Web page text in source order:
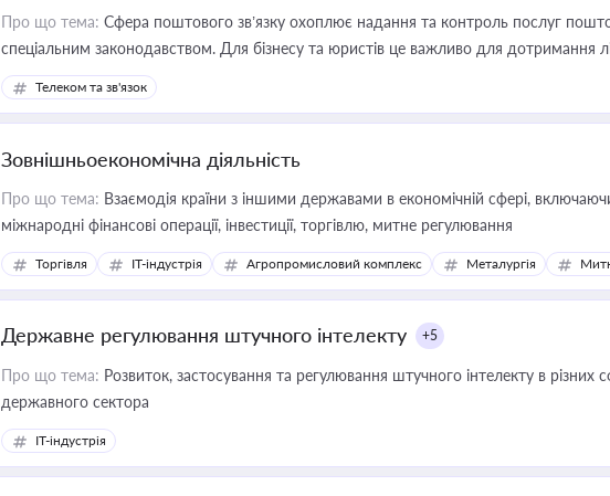
Про що тема: Сфера поштового зв’язку охоплює надання та контроль послуг
спеціальним законодавством. Для бізнесу та юристів це важливо для дотримання
реєстрах і забезпечення прав споживачів.
Телеком та зв'язок
Зовнішньоекономічна діяльність
Про що тема: Взаємодія країни з іншими державами в економічній сфері,
міжнародні фінансові операції, інвестиції, торгівлю, митне регулювання
Торгівля IT-індустрія Агропромисловий комплекс Металургія
Державне регулювання штучного інтелекту +5
Про що тема: Розвиток, застосування та регулювання штучного інтелекту в різних
державного сектора
IT-індустрія